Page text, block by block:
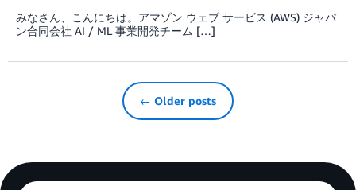
みなさん、こんにちは。アマゾン ウェブ サービス (AWS) ジャパ
ン合同会社 AI / ML 事業開発チーム […]
← Older posts